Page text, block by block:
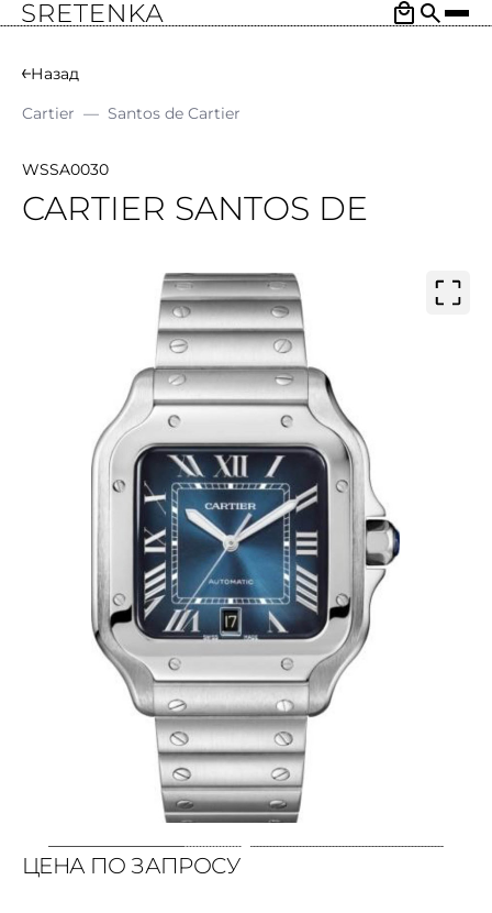
Назад
Cartier — Santos de Cartier
WSSA0030
CARTIER SANTOS DE
ЦЕНА ПО ЗАПРОСУ